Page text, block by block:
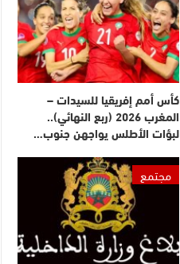
كأس أمم إفريقيا للسيدات –
المغرب 2026 (ربع النهائي)..
لبؤات الأطلس يواجهن جنوب…
مجتمع